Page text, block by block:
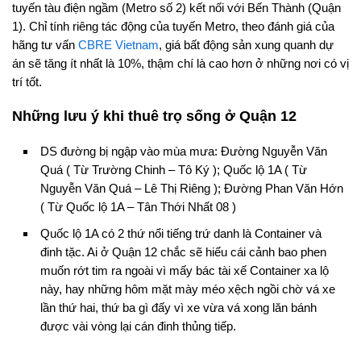
tuyến tàu điện ngầm (Metro số 2) kết nối với Bến Thành (Quận
1). Chỉ tính riêng tác động của tuyến Metro, theo đánh giá của
hãng tư vấn CBRE Vietnam, giá bất động sản xung quanh dự
án sẽ tăng ít nhất là 10%, thậm chí là cao hơn ở những nơi có vị
trí tốt.
Những lưu ý khi thuê trọ sống ở Quận 12
DS đường bị ngập vào mùa mưa: Đường Nguyễn Văn
Quá ( Từ Trường Chinh – Tô Ký ); Quốc lộ 1A ( Từ
Nguyễn Văn Quá – Lê Thị Riêng ); Đường Phan Văn Hớn
( Từ Quốc lộ 1A – Tân Thới Nhất 08 )
Quốc lộ 1A có 2 thứ nổi tiếng trứ danh là Container và
đinh tặc. Ai ở Quận 12 chắc sẽ hiểu cái cảnh bao phen
muốn rớt tim ra ngoài vì mấy bác tài xế Container xa lộ
này, hay những hôm mặt mày méo xệch ngồi chờ vá xe
lần thứ hai, thứ ba gì đấy vì xe vừa vá xong lăn bánh
được vài vòng lại cán đinh thủng tiếp.